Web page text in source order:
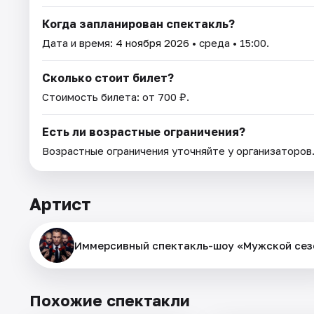
Когда запланирован спектакль?
Дата и время: 4 ноября 2026 • среда • 15:00.
Сколько стоит билет?
Стоимость билета: от 700 ₽.
Есть ли возрастные ограничения?
Возрастные ограничения уточняйте у организаторов.
Артист
Иммерсивный спектакль-шоу «Мужской
Похожие спектакли